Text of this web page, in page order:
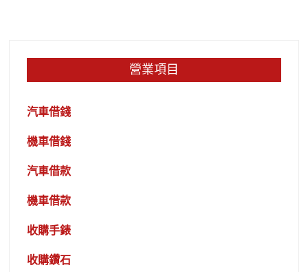
營業項目
汽車借錢
機車借錢
汽車借款
機車借款
收購手錶
收購鑽石